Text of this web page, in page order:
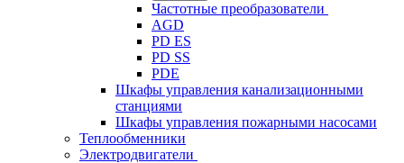
Частотные преобразователи
AGD
PD ES
PD SS
PDE
Шкафы управления канализационными
станциями
Шкафы управления пожарными насосами
Теплообменники
Электродвигатели